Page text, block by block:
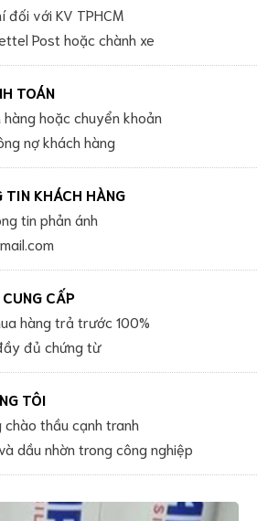
đối với KV TPHCM
Post hoặc chành xe
TOÁN
hoặc chuyển khoản
nợ khách hàng
TIN KHÁCH HÀNG
tin phản ánh
CẤP
hàng trả trước 100%
đủ chứng từ
TÔI
thầu cạnh tranh
dầu nhờn trong công nghiệp